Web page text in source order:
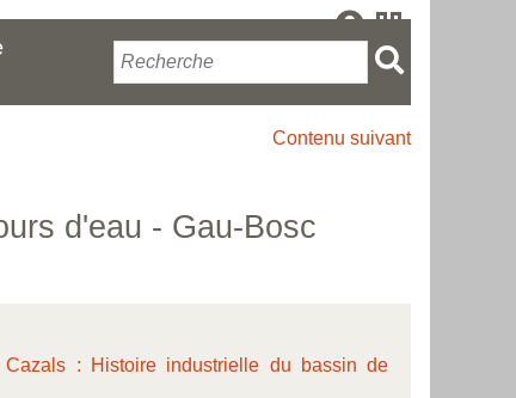
Contenu suivant
d'eau - Gau-Bosc
Cazals : Histoire industrielle du bassin de